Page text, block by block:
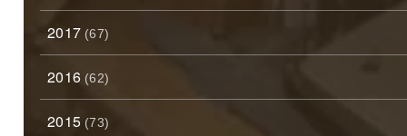
2017 (67)
2016 (62)
2015 (73)